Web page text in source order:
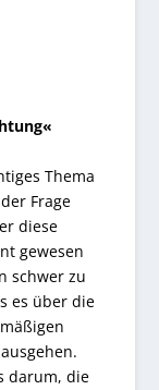
Thema
Frage
diese
gewesen
schwer zu
es über die
darum, die